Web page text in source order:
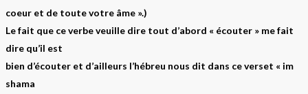
coeur et de toute votre âme ».)
Le fait que ce verbe veuille dire tout d’abord « écouter » me fait
dire qu’il est
bien d’écouter et d’ailleurs l’hébreu nous dit dans ce verset « im
shama